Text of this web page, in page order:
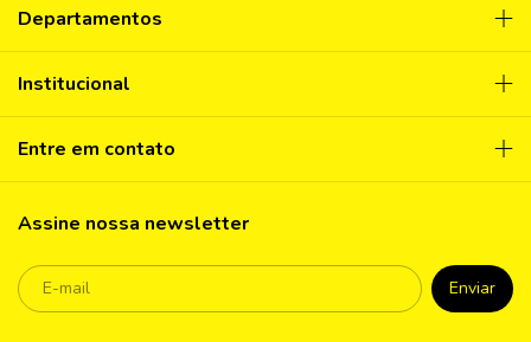
Departamentos
Institucional
Entre em contato
Assine nossa newsletter